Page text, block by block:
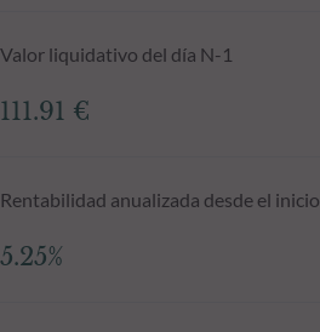
Valor liquidativo del día N-1
111.91 €
Rentabilidad anualizada desde el inicio
5.25%